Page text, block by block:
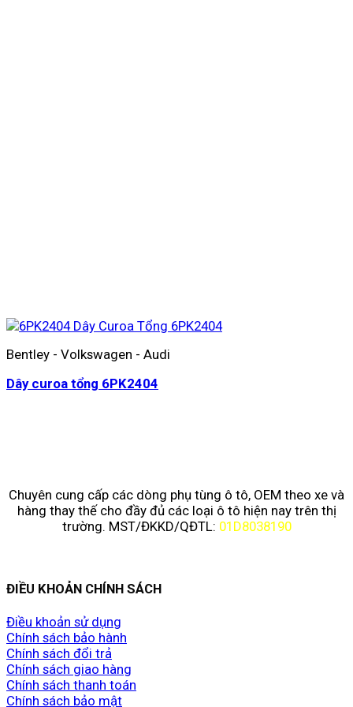
Bentley - Volkswagen - Audi
Dây curoa tổng 6PK2404
Chuyên cung cấp các dòng phụ tùng ô tô, OEM theo xe và
hàng thay thế cho đầy đủ các loại ô tô hiện nay trên thị
trường. MST/ĐKKD/QĐTL: 01D8038190
ĐIỀU KHOẢN CHÍNH SÁCH
Điều khoản sử dụng
Chính sách bảo hành
Chính sách đổi trả
Chính sách giao hàng
Chính sách thanh toán
Chính sách bảo mật